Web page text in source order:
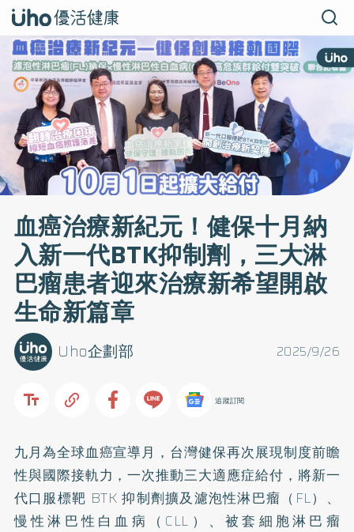
血癌治療新紀元！健保十月納
入新一代BTK抑制劑，三大淋
巴瘤患者迎來治療新希望開啟
生命新篇章
2025/9/26
Uho企劃部
追蹤訂閱
九月為全球血癌宣導月，台灣健保再次展現制度前瞻
性與國際接軌力，一次推動三大適應症給付，將新一
代口服標靶 BTK 抑制劑擴及濾泡性淋巴瘤（FL）、
慢性淋巴性白血病（CLL）、被套細胞淋巴瘤